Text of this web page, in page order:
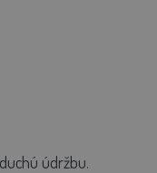
údržbu.